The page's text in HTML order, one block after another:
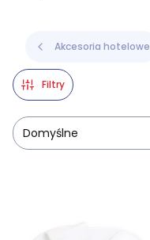
Akcesoria hotelowe
Filtry
Domyślne